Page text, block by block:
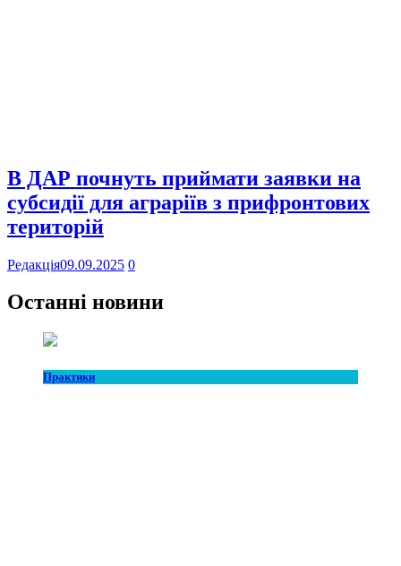
В ДАР почнуть приймати заявки на
субсидії для аграріїв з прифронтових
територій
Редакція09.09.2025 0
Останні новини
Практики